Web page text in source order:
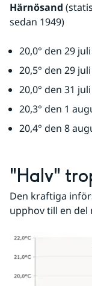
Härnösand
sedan 1949)
20,0° den 29
20,5° den 29
20,0° den 31
20,3° den 1
20,4° den 8
"Halv"
Den kraftiga
upphov till en